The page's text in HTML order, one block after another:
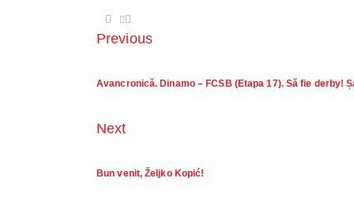
Previous
Avancronică. Dinamo – FCSB (Etapa 17). Să fie derby!
Next
Bun venit, Željko Kopić!